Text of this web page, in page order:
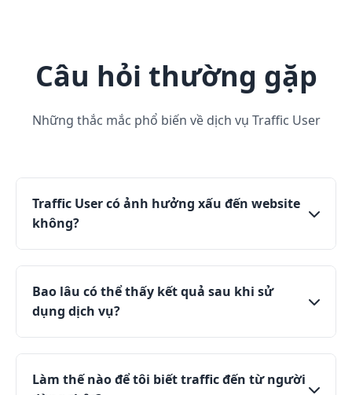
Câu hỏi thường gặp
Những thắc mắc phổ biến về dịch vụ Traffic User
Traffic User có ảnh hưởng xấu đến website
không?
sử dụng người dùng thật với hành vi tự nhiên,
không sử dụng bot hay phương pháp không an
toàn có thể gây hại cho SEO của bạn.
Bao lâu có thể thấy kết quả sau khi sử
dụng dịch vụ?
độ cạnh tranh của từ khóa, và gói dịch vụ bạn
Làm thế nào để tôi biết traffic đến từ người